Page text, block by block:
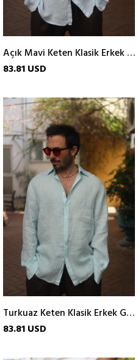
Açık Mavi Keten Klasik Erkek Gömlek
83.81 USD
Turkuaz Keten Klasik Erkek Gömlek
83.81 USD